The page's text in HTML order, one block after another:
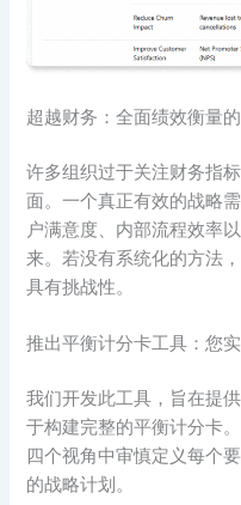
超越财务：全面绩效衡量
许多组织过于关注财务指
面。一个真正有效的战略
户满意度、内部流程效率
来。若没有系统化的方法
具有挑战性。
推出平衡计分卡工具：您
我们开发此工具，旨在提
于构建完整的平衡计分卡
四个视角中审慎定义每个
的战略计划。